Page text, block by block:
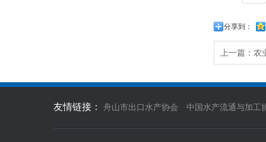
分享到：
上一篇： 农
友情链接： 舟山市出口水产协会 中国水产流通与加工